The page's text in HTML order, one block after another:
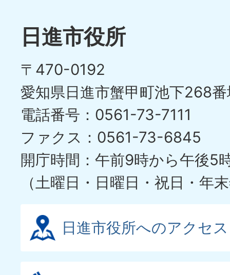
日進市役所
〒470-0192
愛知県日進市蟹甲町池下268
電話番号：0561-73-7111
ファクス：0561-73-6845
開庁時間：午前9時から午後5
（土曜日・日曜日・祝日・年
日進市役所へのアクセス